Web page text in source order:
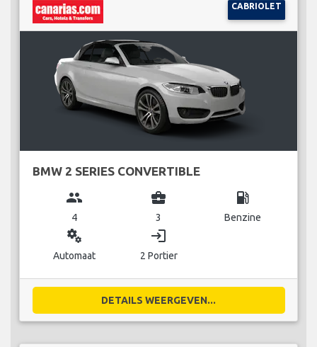
CABRIOLET
BMW 2 SERIES CONVERTIBLE
group
4
business_center
3
local_gas_station
Benzine
miscellaneous_services
Automaat
login
2 Portier
DETAILS WEERGEVEN...